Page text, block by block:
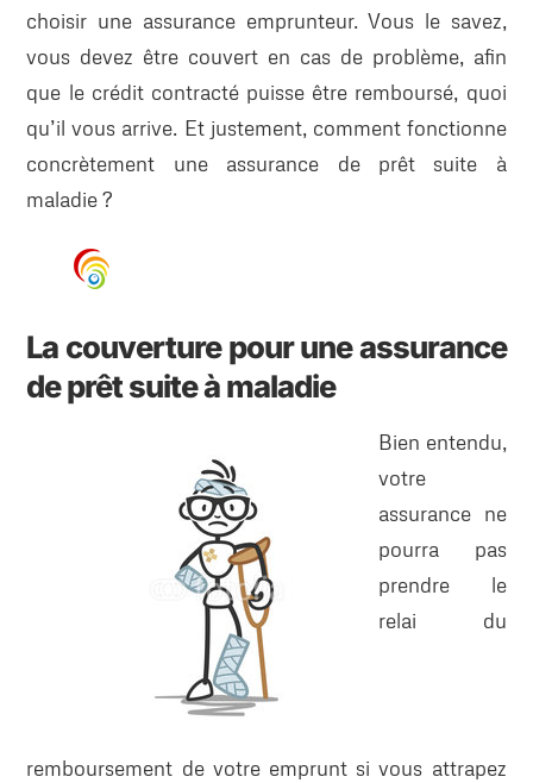
choisir une assurance emprunteur. Vous le savez,
vous devez être couvert en cas de problème, afin
que le crédit contracté puisse être remboursé, quoi
qu’il vous arrive. Et justement, comment fonctionne
concrètement une assurance de prêt suite à
maladie ?
La couverture pour une assurance
de prêt suite à maladie
Bien entendu,
votre
assurance ne
pourra pas
prendre le
relai du
remboursement de votre emprunt si vous attrapez